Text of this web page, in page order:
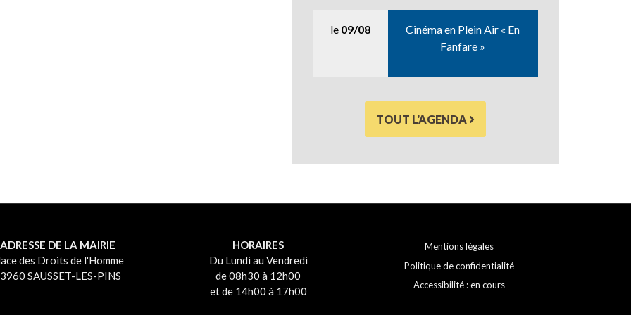
le 09/08
Cinéma en Plein Air « En
Fanfare »
TOUT L'AGENDA
ADRESSE DE LA MAIRIE
des Droits de l'Homme
SAUSSET-LES-PINS
HORAIRES
Du Lundi au Vendredi
de 08h30 à 12h00
et de 14h00 à 17h00
Mentions légales
Politique de confidentialité
Accessibilité : en cours